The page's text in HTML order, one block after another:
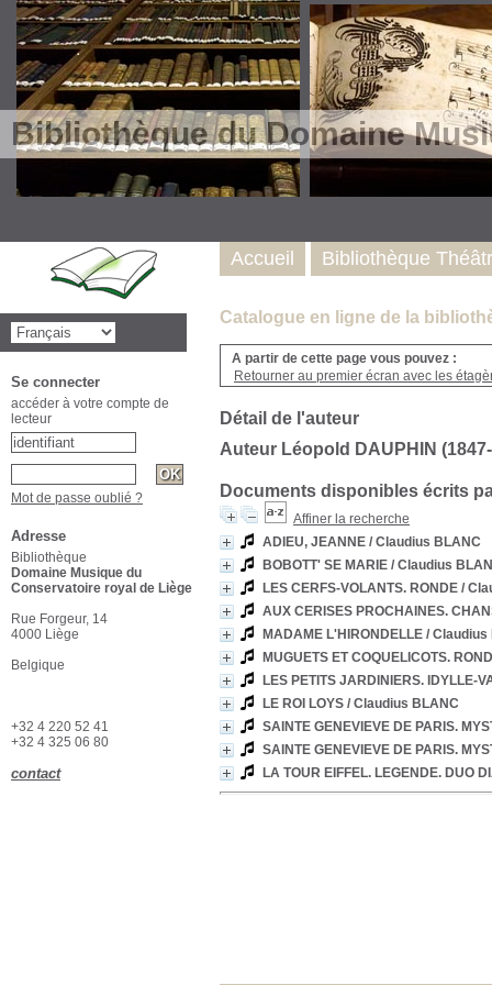
Bibliothèque du Domaine
Catalogue en ligne de la
A partir de cette page vous pouvez :
Retourner au premier écran avec les
Détail de l'auteur
Auteur Léopold DAUPHIN
Documents disponibles écrits
Affiner la recherche
ADIEU, JEANNE / Claudius BLANC
BOBOTT' SE MARIE / Claudius
LES CERFS-VOLANTS. RONDE /
AUX CERISES PROCHAINES.
MADAME L'HIRONDELLE / Claudius
MUGUETS ET COQUELICOTS.
LES PETITS JARDINIERS. IDYLLE-
LE ROI LOYS / Claudius BLANC
SAINTE GENEVIEVE DE PARIS.
SAINTE GENEVIEVE DE PARIS.
LA TOUR EIFFEL. LEGENDE. DUO
Accueil Bibliothèque
Se connecter
accéder à votre compte de
lecteur
Mot de passe oublié ?
Adresse
Bibliothèque
Domaine Musique du
Conservatoire royal de Liège
Rue Forgeur, 14
4000 Liège
Belgique
+32 4 220 52 41
+32 4 325 06 80
contact